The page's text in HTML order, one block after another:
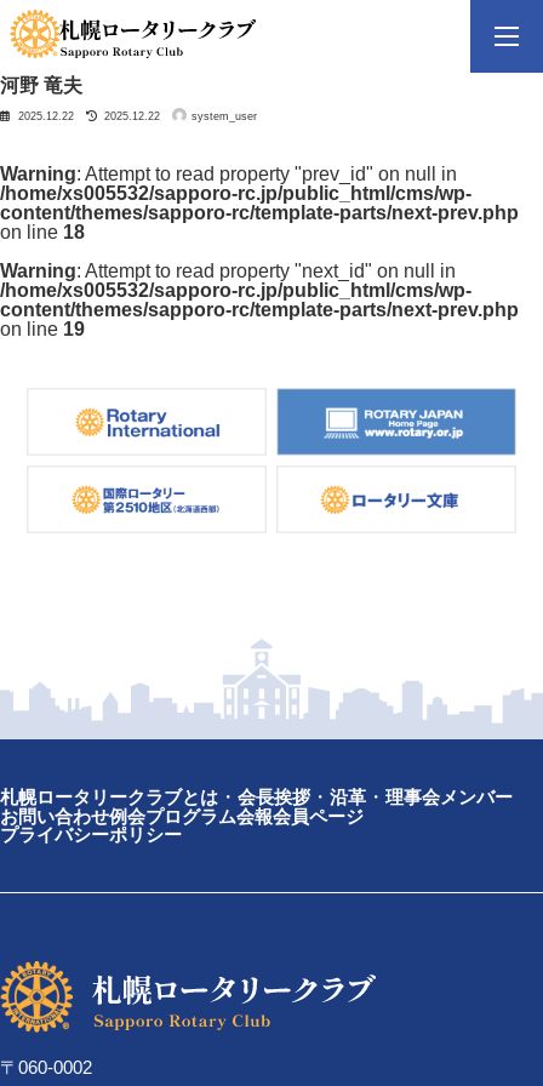
ン
テ
ツ
ス
ッ
プ
ビ
ゲ
シ
ン
移
動
河野 竜夫
2025.12.22
最
終
:
2025.12.22 system_user
Warning: Attempt to read property "prev_id" on null in
/home/xs005532/sapporo-rc.jp/public_html/cms/wp-
content/themes/sapporo-rc/template-parts/next-prev.php
on line 18
Warning: Attempt to read property "next_id" on null in
/home/xs005532/sapporo-rc.jp/public_html/cms/wp-
content/themes/sapporo-rc/template-parts/next-prev.php
on line 19
〒060-0002
札幌ロータリークラブとは 会長挨拶 沿革
理事会メンバー
お問い合わせ例会プログラム会報会員ページ
プライバシーポリシー